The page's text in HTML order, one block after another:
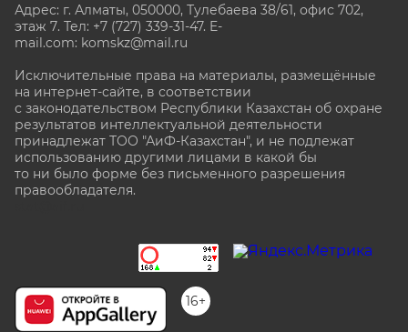
Адрес: г. Алматы, 050000, Тулебаева 38/61, офис 702,
этаж 7. Тел: +7 (727) 339-31-47. E-
mail.com: komskz@mail.ru
Исключительные права на материалы, размещённые
на интернет-сайте, в соответствии
с законодательством Республики Казахстан об охране
результатов интеллектуальной деятельности
принадлежат ТОО "АиФ-Казахстан", и не подлежат
использованию другими лицами в какой бы
то ни было форме без письменного разрешения
правообладателя.
16+